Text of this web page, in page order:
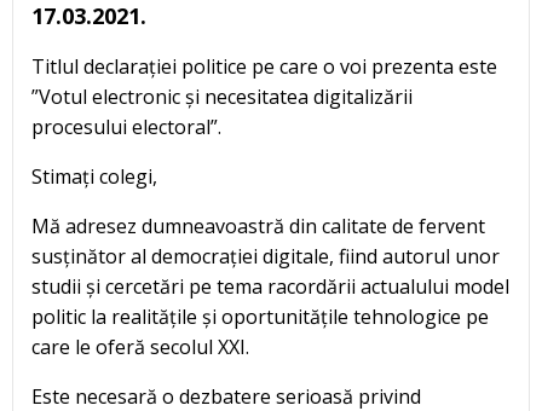
17.03.2021.
Titlul declarației politice pe care o voi prezenta este
”Votul electronic și necesitatea digitalizării
procesului electoral”.
Stimați colegi,
Mă adresez dumneavoastră din calitate de fervent
susținător al democrației digitale, fiind autorul unor
studii și cercetări pe tema racordării actualului model
politic la realitățile și oportunitățile tehnologice pe
care le oferă secolul XXI.
Este necesară o dezbatere serioasă privind